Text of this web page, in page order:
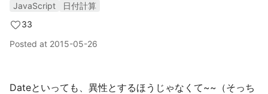
JavaScript
日付計算
33
Posted at 2015-05-26
Dateといっても、異性とするほうじゃなくて~~（そっち